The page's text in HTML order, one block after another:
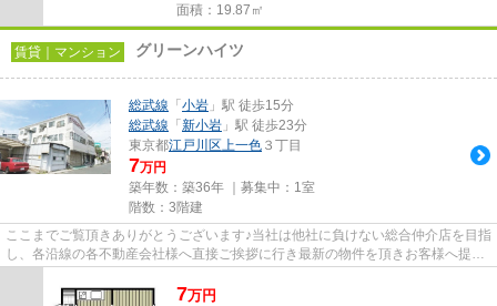
面積：19.87㎡
賃貸｜マンション グリーンハイツ
総武線 「 小岩 」駅 徒歩15分
総武線 「 新小岩 」駅 徒歩23分
東京都江戸川区上一色 ３丁目
7万円
築年数：築36年 ｜募集中： 1室
階数：3階建
ここまでご覧頂きありがとうございます♪当社は他社に負けない総合仲介店を目指
し、各沿線の各不動産会社様へ直接ご挨拶に行き最新の物件を頂きお客様へ提供
7万円